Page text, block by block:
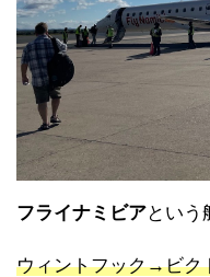
フライナミビアという
ウィントフック→ビク